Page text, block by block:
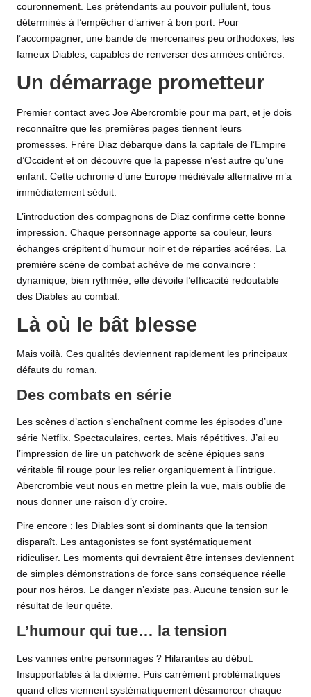
couronnement. Les prétendants au pouvoir pullulent, tous
déterminés à l’empêcher d’arriver à bon port. Pour
l’accompagner, une bande de mercenaires peu orthodoxes, les
fameux Diables, capables de renverser des armées entières.
Un démarrage prometteur
Premier contact avec Joe Abercrombie pour ma part, et je dois
reconnaître que les premières pages tiennent leurs
promesses. Frère Diaz débarque dans la capitale de l’Empire
d’Occident et on découvre que la papesse n’est autre qu’une
enfant. Cette uchronie d’une Europe médiévale alternative m’a
immédiatement séduit.
L’introduction des compagnons de Diaz confirme cette bonne
impression. Chaque personnage apporte sa couleur, leurs
échanges crépitent d’humour noir et de réparties acérées. La
première scène de combat achève de me convaincre :
dynamique, bien rythmée, elle dévoile l’efficacité redoutable
des Diables au combat.
Là où le bât blesse
Mais voilà. Ces qualités deviennent rapidement les principaux
défauts du roman.
Des combats en série
Les scènes d’action s’enchaînent comme les épisodes d’une
série Netflix. Spectaculaires, certes. Mais répétitives. J’ai eu
l’impression de lire un patchwork de scène épiques sans
véritable fil rouge pour les relier organiquement à l’intrigue.
Abercrombie veut nous en mettre plein la vue, mais oublie de
nous donner une raison d’y croire.
Pire encore : les Diables sont si dominants que la tension
disparaît. Les antagonistes se font systématiquement
ridiculiser. Les moments qui devraient être intenses deviennent
de simples démonstrations de force sans conséquence réelle
pour nos héros. Le danger n’existe pas. Aucune tension sur le
résultat de leur quête.
L’humour qui tue… la tension
Les vannes entre personnages ? Hilarantes au début.
Insupportables à la dixième. Puis carrément problématiques
quand elles viennent systématiquement désamorcer chaque